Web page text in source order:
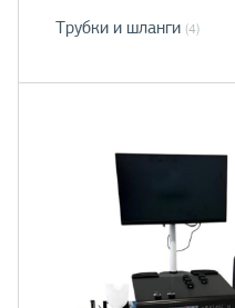
Трубки и шланги (4)